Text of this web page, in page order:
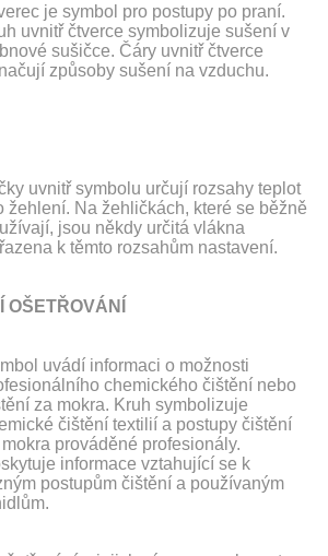
je symbol pro postupy po praní.
uvnitř čtverce symbolizuje sušení v
sušičce. Čáry uvnitř čtverce
způsoby sušení na vzduchu.
uvnitř symbolu určují rozsahy teplot
žehlení. Na žehličkách, které se běžně
jsou někdy určitá vlákna
k těmto rozsahům nastavení.
OŠETŘOVÁNÍ
uvádí informaci o možnosti
chemického čištění nebo
za mokra. Kruh symbolizuje
čištění textilií a postupy čištění
mokra prováděné profesionály.
informace vztahující se k
postupům čištění a používaným